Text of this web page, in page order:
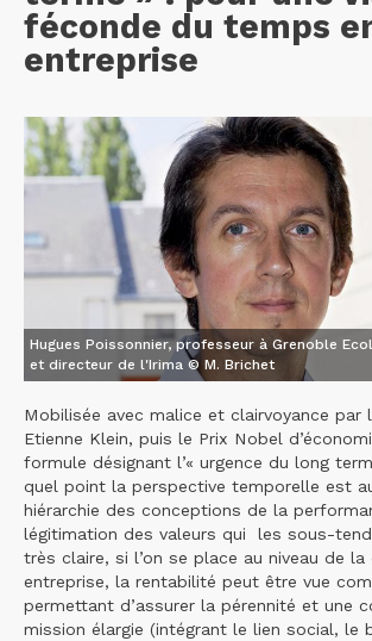
féconde du temps
entreprise
Hugues Poissonnier, professeur à Grenoble
et directeur de l'Irima © M. Brichet
Mobilisée avec malice et clairvoyance par
Etienne Klein, puis le Prix Nobel
formule désignant l’« urgence du long
quel point la perspective temporelle est
hiérarchie des conceptions de la
légitimation des valeurs qui les sous-
très claire, si l’on se place au niveau de la
entreprise, la rentabilité peut être vue
permettant d’assurer la pérennité et une
mission élargie (intégrant le lien social, le